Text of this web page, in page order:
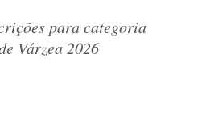
para categoria
Várzea 2026